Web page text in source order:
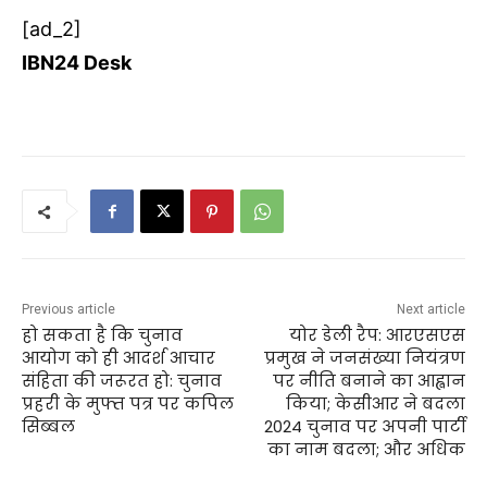
[ad_2]
IBN24 Desk
Previous article
हो सकता है कि चुनाव
आयोग को ही आदर्श आचार
संहिता की जरूरत हो: चुनाव
प्रहरी के मुफ्त पत्र पर कपिल
सिब्बल
Next article
योर डेली रैप: आरएसएस
प्रमुख ने जनसंख्या नियंत्रण
पर नीति बनाने का आह्वान
किया; केसीआर ने बदला
2024 चुनाव पर अपनी पार्टी
का नाम बदला; और अधिक